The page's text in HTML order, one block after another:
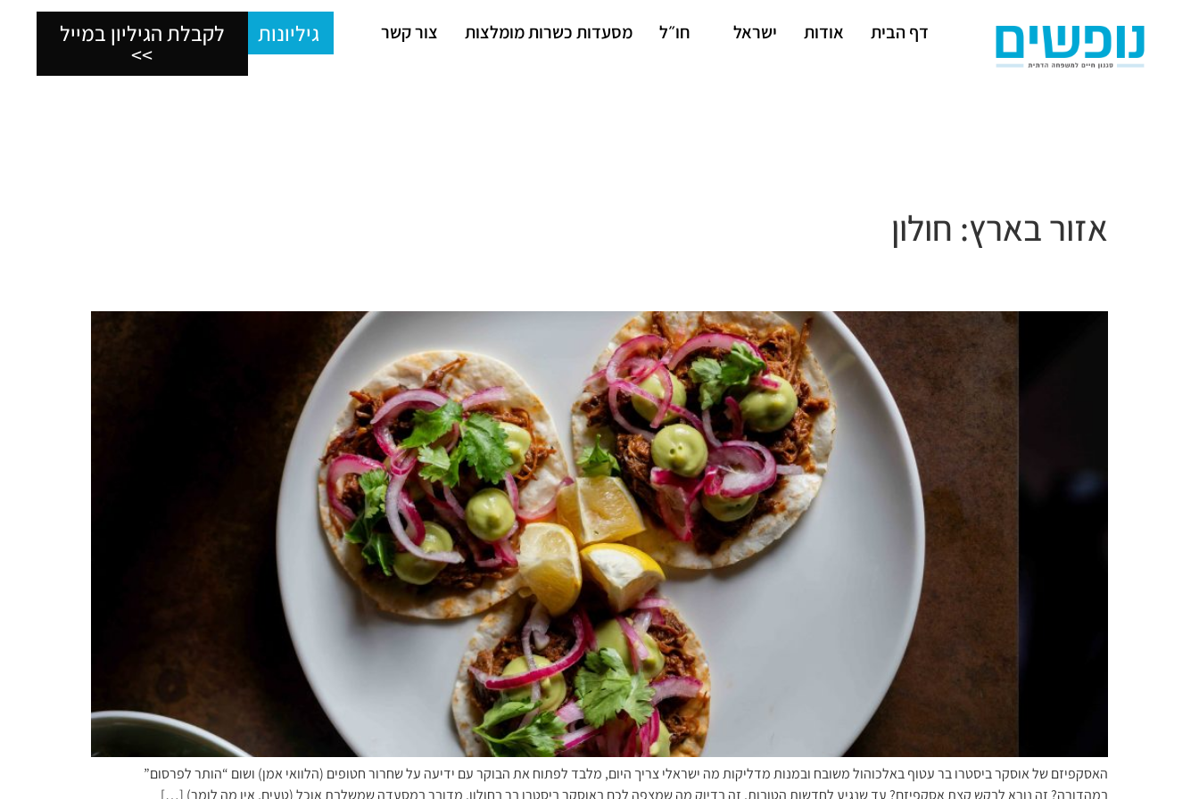
דף הבית אודות ישראל חו״ל מסעדות כשרות מומלצות צור קשר גיליונות לקבלת הגיליון במייל
>>
אזור בארץ: חולון
האסקפיזם של אוסקר ביסטרו בר עטוף באלכוהול משובח ובמנות מדליקות מה ישראלי צריך היום, מלבד לפתוח את הבוקר עם ידיעה על שחרור חטופים (הלוואי אמן) ושום “הותר לפרסום”